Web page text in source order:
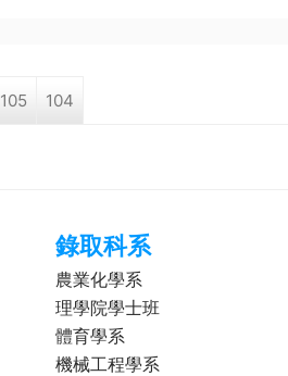
105 104
錄取科系
農業化學系
理學院學士班
體育學系
機械工程學系